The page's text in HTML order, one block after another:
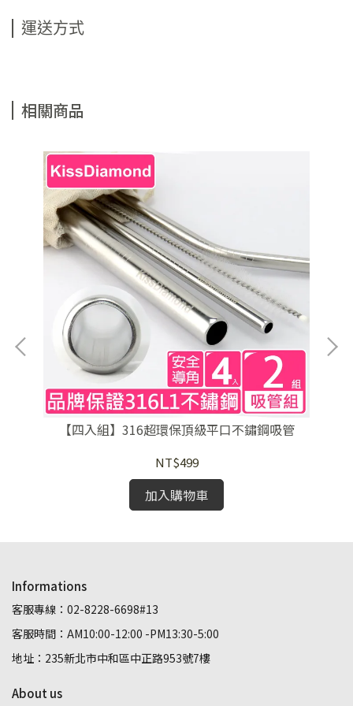
運送方式
相關商品
【四入組】316超環保頂級平口不鏽鋼吸管
NT$499
加入購物車
Informations
客服專線：02-8228-6698#13
客服時間：AM10:00-12:00 -PM13:30-5:00
地址：235新北市中和區中正路953號7樓
About us